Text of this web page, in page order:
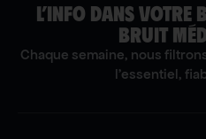
L’INFO DANS VOTRE
BRUIT
Chaque semaine, nous
l'essentiel,